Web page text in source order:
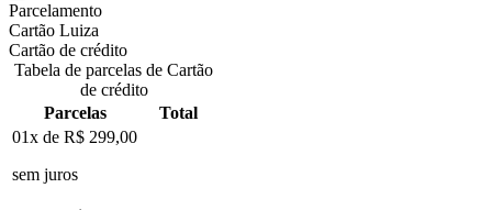
Parcelamento
Cartão Luiza
Cartão de crédito
Tabela de parcelas de Cartão
de crédito
Parcelas
Total
01x de R$ 299,00
sem juros